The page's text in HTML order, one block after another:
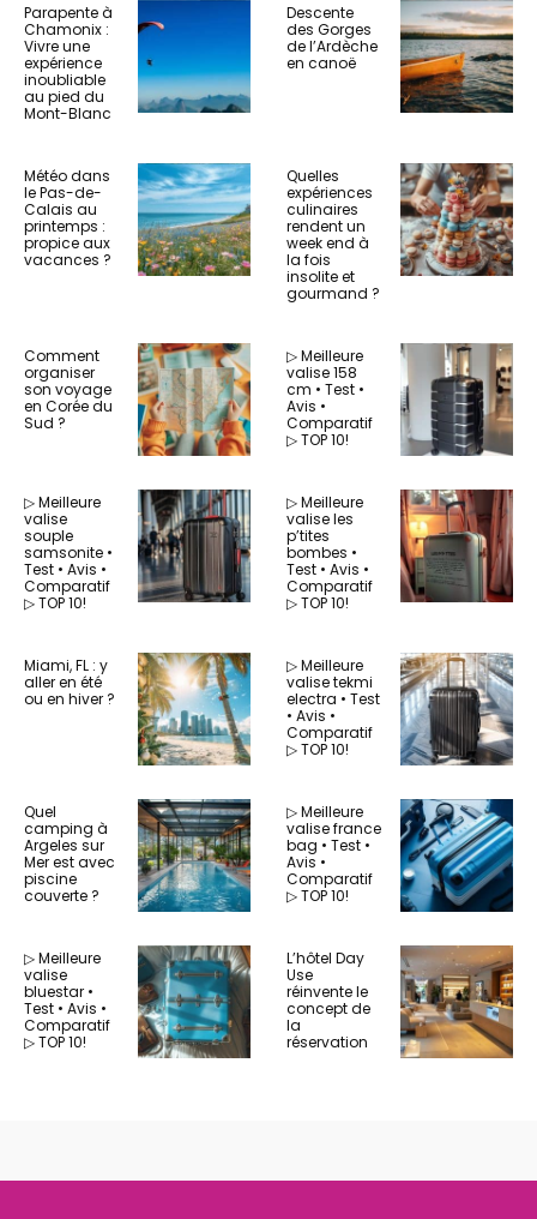
Parapente à
Chamonix :
Vivre une
expérience
inoubliable
au pied du
Mont-Blanc
Descente
des Gorges
de l’Ardèche
en canoë
Météo dans
le Pas-de-
Calais au
printemps :
propice aux
vacances ?
Quelles
expériences
culinaires
rendent un
week end à
la fois
insolite et
gourmand ?
Comment
organiser
son voyage
en Corée du
Sud ?
▷ Meilleure
valise 158
cm • Test •
Avis •
Comparatif
▷ TOP 10!
▷ Meilleure
valise
souple
samsonite •
Test • Avis •
Comparatif
▷ TOP 10!
▷ Meilleure
valise les
p’tites
bombes •
Test • Avis •
Comparatif
▷ TOP 10!
Miami, FL : y
aller en été
ou en hiver ?
▷ Meilleure
valise tekmi
electra • Test
• Avis •
Comparatif
▷ TOP 10!
Quel
camping à
Argeles sur
Mer est avec
piscine
couverte ?
▷ Meilleure
valise france
bag • Test •
Avis •
Comparatif
▷ TOP 10!
▷ Meilleure
valise
bluestar •
Test • Avis •
Comparatif
▷ TOP 10!
L’hôtel Day
Use
réinvente le
concept de
la
réservation